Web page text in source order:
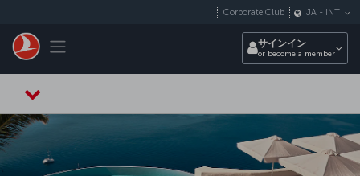
Toggle navigation
Corporate Club JA - INT
サインイン
or become a member